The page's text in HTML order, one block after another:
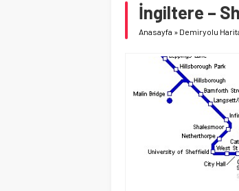
İngiltere –
Anasayfa » Demiryolu